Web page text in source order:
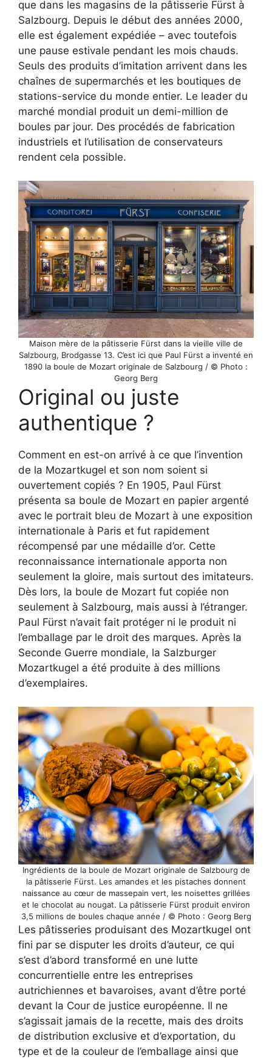
que dans les magasins de la pâtisserie Fürst à
Salzbourg. Depuis le début des années 2000,
elle est également expédiée – avec toutefois
une pause estivale pendant les mois chauds.
Seuls des produits d’imitation arrivent dans les
chaînes de supermarchés et les boutiques de
stations-service du monde entier. Le leader du
marché mondial produit un demi-million de
boules par jour. Des procédés de fabrication
industriels et l’utilisation de conservateurs
rendent cela possible.
Maison mère de la pâtisserie Fürst dans la vieille ville de
Salzbourg, Brodgasse 13. C’est ici que Paul Fürst a inventé en
1890 la boule de Mozart originale de Salzbourg / © Photo :
Georg Berg
Original ou juste
authentique ?
Comment en est-on arrivé à ce que l’invention
de la Mozartkugel et son nom soient si
ouvertement copiés ? En 1905, Paul Fürst
présenta sa boule de Mozart en papier argenté
avec le portrait bleu de Mozart à une exposition
internationale à Paris et fut rapidement
récompensé par une médaille d’or. Cette
reconnaissance internationale apporta non
seulement la gloire, mais surtout des imitateurs.
Dès lors, la boule de Mozart fut copiée non
seulement à Salzbourg, mais aussi à l’étranger.
Paul Fürst n’avait fait protéger ni le produit ni
l’emballage par le droit des marques. Après la
Seconde Guerre mondiale, la Salzburger
Mozartkugel a été produite à des millions
d’exemplaires.
Ingrédients de la boule de Mozart originale de Salzbourg de
la pâtisserie Fürst. Les amandes et les pistaches donnent
naissance au cœur de massepain vert, les noisettes grillées
et le chocolat au nougat. La pâtisserie Fürst produit environ
3,5 millions de boules chaque année / © Photo : Georg Berg
Les pâtisseries produisant des Mozartkugel ont
fini par se disputer les droits d’auteur, ce qui
s’est d’abord transformé en une lutte
concurrentielle entre les entreprises
autrichiennes et bavaroises, avant d’être porté
devant la Cour de justice européenne. Il ne
s’agissait jamais de la recette, mais des droits
de distribution exclusive et d’exportation, du
type et de la couleur de l’emballage ainsi que